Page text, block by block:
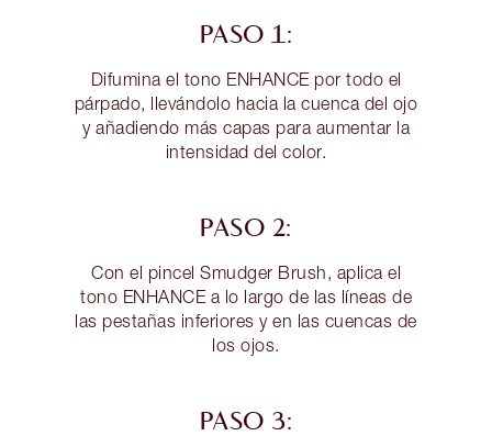
PASO 1:
Difumina el tono ENHANCE por todo el
párpado, llevándolo hacia la cuenca del ojo
y añadiendo más capas para aumentar la
intensidad del color.
PASO 2:
Con el pincel Smudger Brush, aplica el
tono ENHANCE a lo largo de las líneas de
las pestañas inferiores y en las cuencas de
los ojos.
PASO 3: